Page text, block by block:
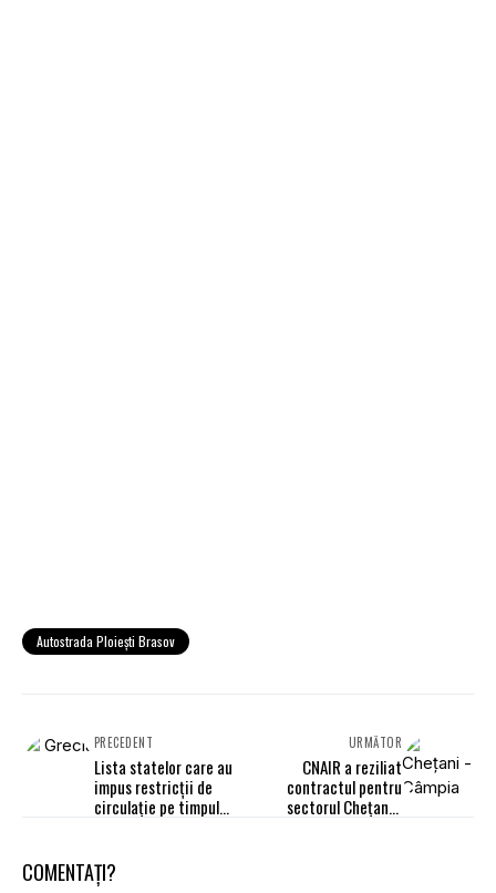
Autostrada Ploieşti Brasov
PRECEDENT
Lista statelor care au
impus restricţii de
circulaţie pe timpul
URMĂTOR
CNAIR a reziliat
contractul pentru
sectorul Chețani -
COMENTAȚI?